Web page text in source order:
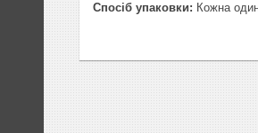
Спосіб упаковки: Кожна